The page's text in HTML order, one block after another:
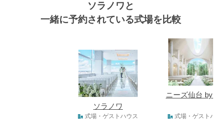
ソラノワと
一緒に予約されている式場を比較
ソラノワ
ニーズ仙台 by
式場・ゲストハウス 式場・ゲストハ